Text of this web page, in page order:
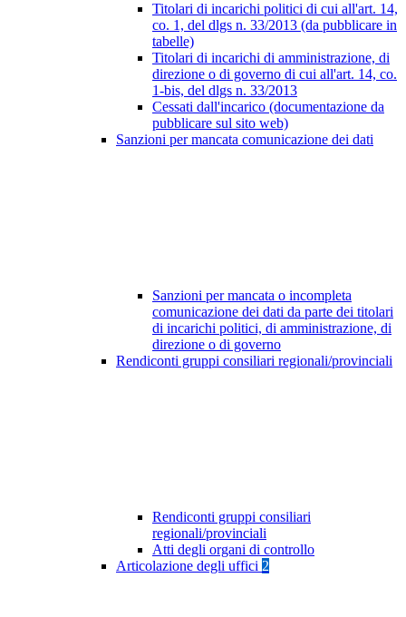
Titolari di incarichi politici di cui all'art. 14,
co. 1, del dlgs n. 33/2013 (da pubblicare in
tabelle)
Titolari di incarichi di amministrazione, di
direzione o di governo di cui all'art. 14, co.
1-bis, del dlgs n. 33/2013
Cessati dall'incarico (documentazione da
pubblicare sul sito web)
Sanzioni per mancata comunicazione dei dati
Sanzioni per mancata o incompleta
comunicazione dei dati da parte dei titolari
di incarichi politici, di amministrazione, di
direzione o di governo
Rendiconti gruppi consiliari regionali/provinciali
Rendiconti gruppi consiliari
regionali/provinciali
Atti degli organi di controllo
Articolazione degli uffici 2